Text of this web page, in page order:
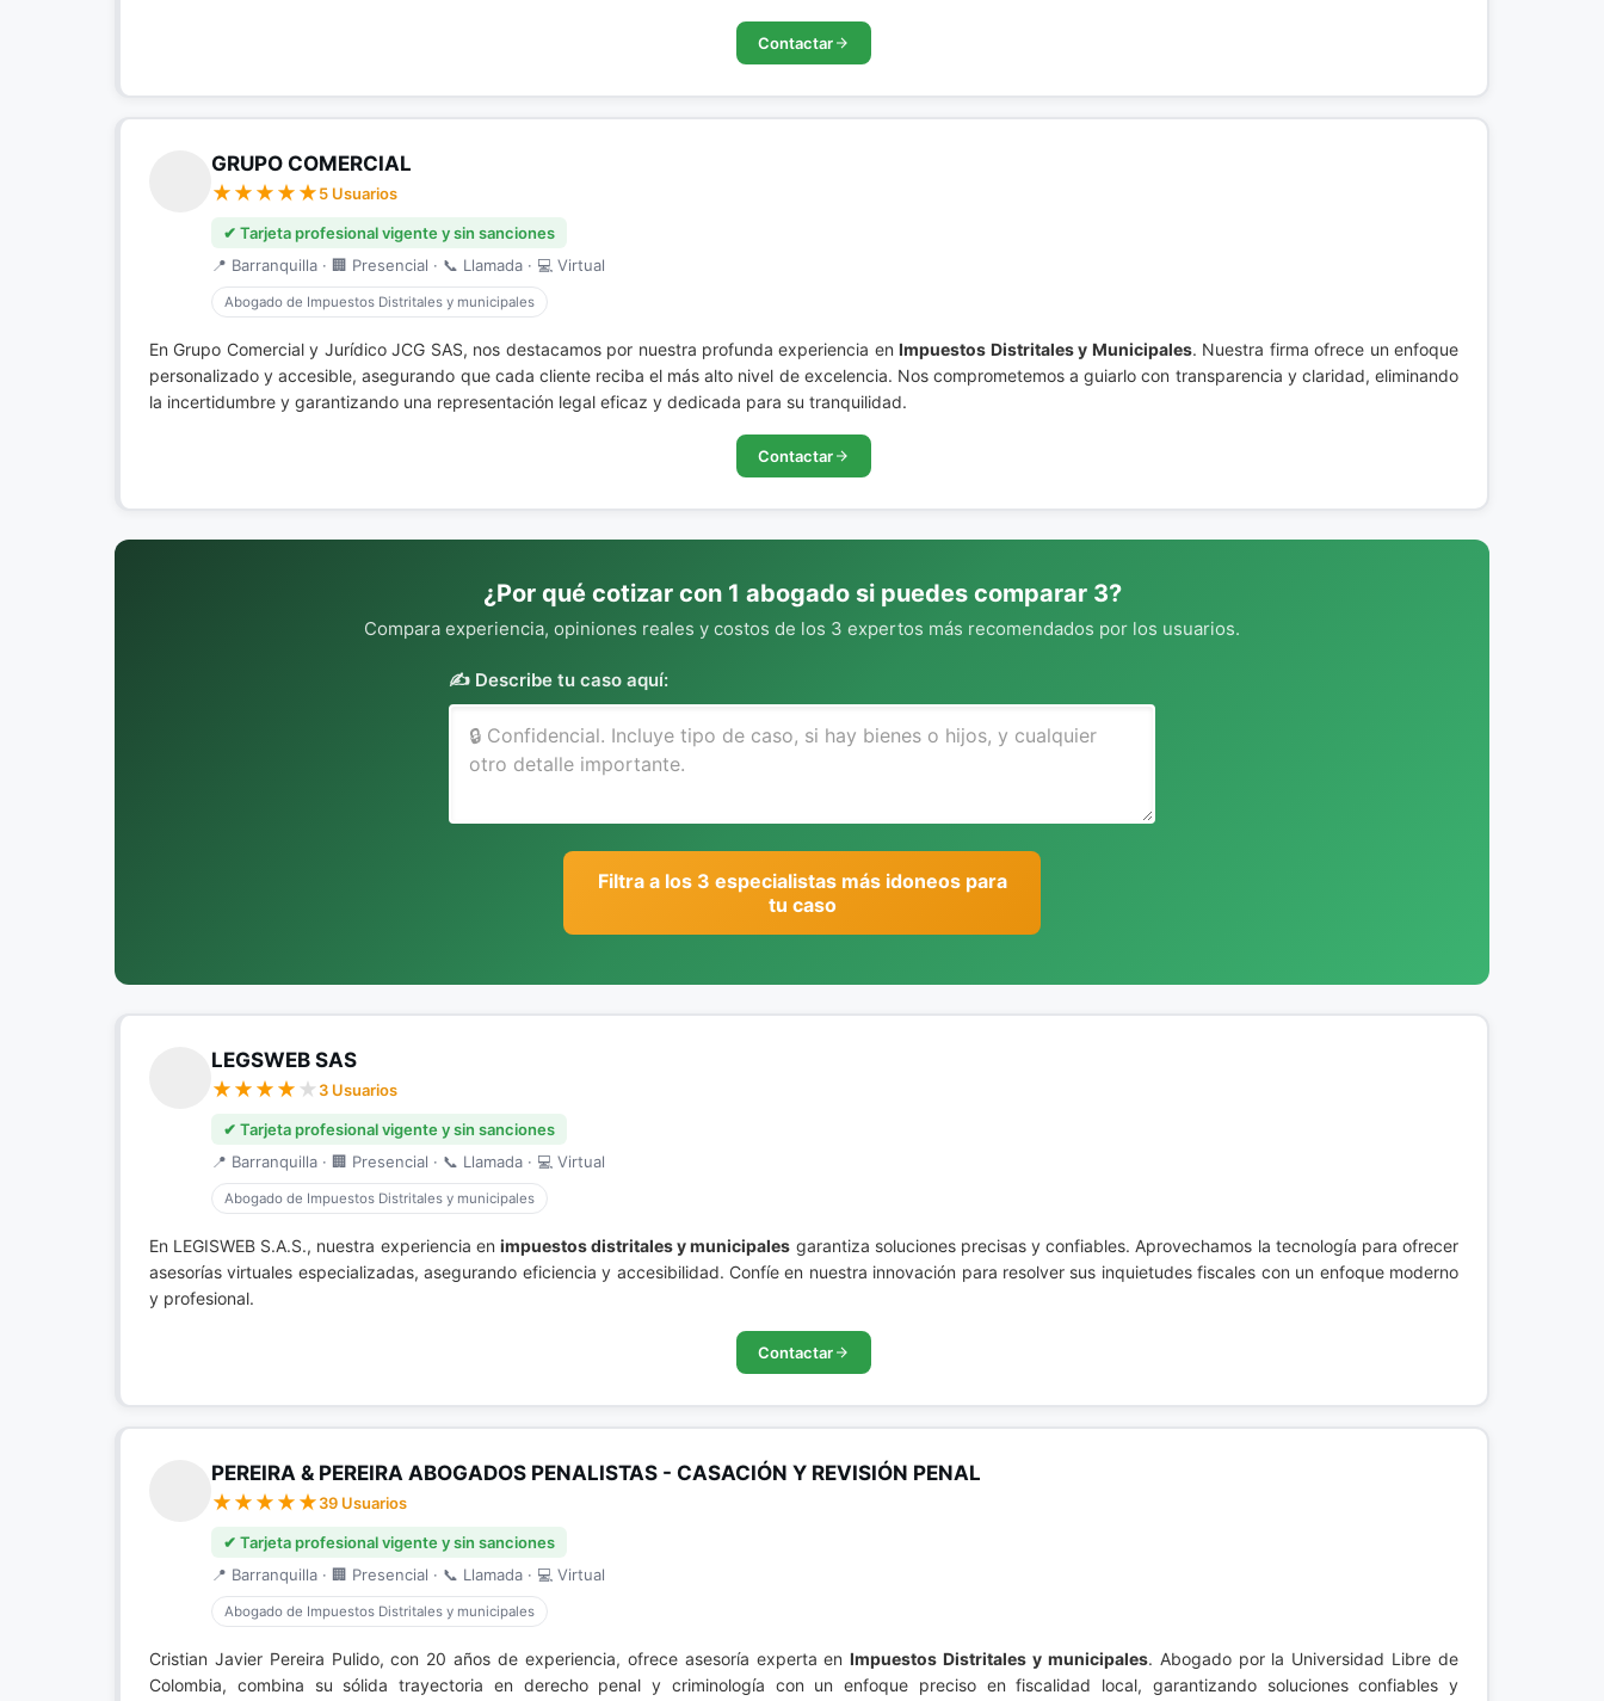
Contactar
GRUPO COMERCIAL
5 Usuarios
✔ Tarjeta profesional vigente y sin sanciones
📍 Barranquilla · 🏢 Presencial · 📞 Llamada · 💻 Virtual
Abogado de Impuestos Distritales y municipales
En Grupo Comercial y Jurídico JCG SAS, nos destacamos por nuestra profunda experiencia enImpuestos Distritales y Municipales. Nuestra firma ofrece un enfoque
personalizado y accesible, asegurando que cada cliente reciba el más alto nivel de excelencia. Nos comprometemos a guiarlo con transparencia y claridad, eliminando
la incertidumbre y garantizando una representación legal eficaz y dedicada para su tranquilidad.
Contactar
¿Por qué cotizar con 1 abogado si puedes comparar 3?
Compara experiencia, opiniones reales y costos de los 3 expertos más recomendados por los usuarios.
✍️ Describe tu caso aquí:
Filtra a los 3 especialistas más idoneos para
tu caso
LEGSWEB SAS
3 Usuarios
✔ Tarjeta profesional vigente y sin sanciones
📍 Barranquilla · 🏢 Presencial · 📞 Llamada · 💻 Virtual
Abogado de Impuestos Distritales y municipales
En LEGISWEB S.A.S., nuestra experiencia en impuestos distritales y municipales garantiza soluciones precisas y confiables. Aprovechamos la tecnología para ofrecer
asesorías virtuales especializadas, asegurando eficiencia y accesibilidad. Confíe en nuestra innovación para resolver sus inquietudes fiscales con un enfoque moderno
y profesional.
Contactar
PEREIRA & PEREIRA ABOGADOS PENALISTAS - CASACIÓN Y REVISIÓN PENAL
39 Usuarios
✔ Tarjeta profesional vigente y sin sanciones
📍 Barranquilla · 🏢 Presencial · 📞 Llamada · 💻 Virtual
Abogado de Impuestos Distritales y municipales
Cristian Javier Pereira Pulido, con 20 años de experiencia, ofrece asesoría experta enImpuestos Distritales y municipales. Abogado por la Universidad Libre de
Colombia, combina su sólida trayectoria en derecho penal y criminología con un enfoque preciso en fiscalidad local, garantizando soluciones confiables y